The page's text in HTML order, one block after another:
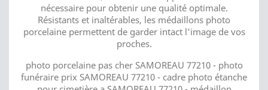
nécessaire pour obtenir une qualité optimale.
Résistants et inaltérables, les médaillons photo
porcelaine permettent de garder intact l'image de vos
proches.
photo porcelaine pas cher SAMOREAU 77210 - photo
funéraire prix SAMOREAU 77210 - cadre photo étanche